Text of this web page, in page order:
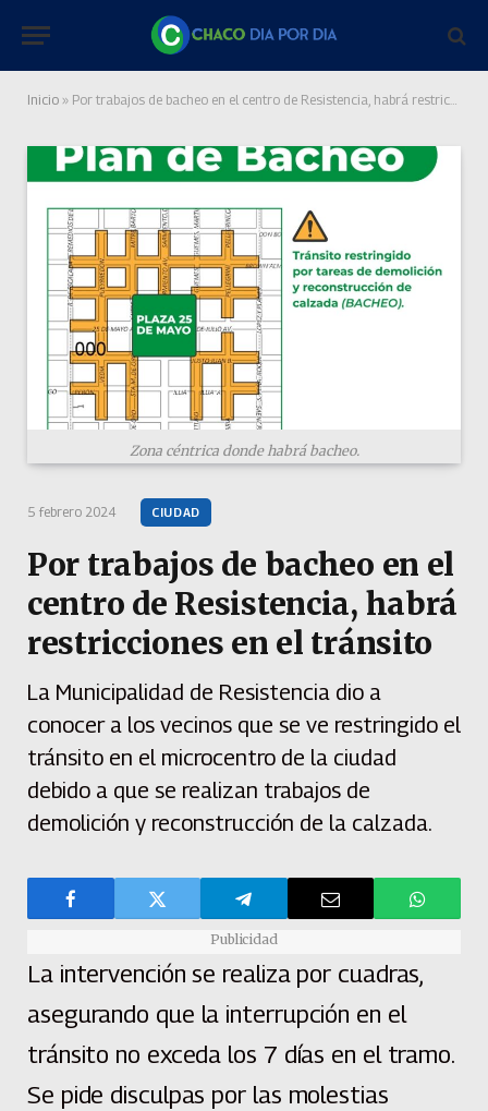
Inicio » Por trabajos de bacheo en el centro de Resistencia, habrá restricciones en el tránsito
5 febrero 2024 CIUDAD
Por trabajos de bacheo en el
centro de Resistencia, habrá
restricciones en el tránsito
La Municipalidad de Resistencia dio a
conocer a los vecinos que se ve restringido el
tránsito en el microcentro de la ciudad
debido a que se realizan trabajos de
demolición y reconstrucción de la calzada.
Zona céntrica donde habrá bacheo.
Publicidad
La intervención se realiza por cuadras,
asegurando que la interrupción en el
tránsito no exceda los 7 días en el tramo.
Se pide disculpas por las molestias